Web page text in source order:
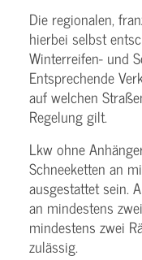
Die regionalen,
hierbei selbst
Winterreifen- und
Entsprechende
auf welchen
Regelung gilt.
Lkw ohne
Schneeketten an
ausgestattet sein.
an mindestens
mindestens zwei
zulässig.